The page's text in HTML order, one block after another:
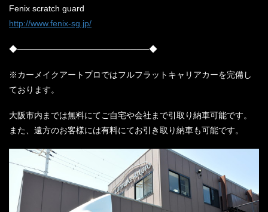
Fenix scratch guard
http://www.fenix-sg.jp/
◆──────────────────────◆
※カーメイクアートプロではフルフラットキャリアカーを完備し
ております。
大阪市内までは無料にてご自宅や会社まで引取り納車可能です。
また、遠方のお客様には有料にてお引き取り納車も可能です。